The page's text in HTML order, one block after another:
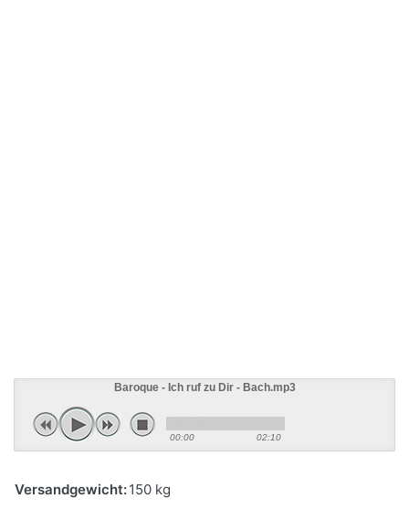
Baroque - Ich ruf zu Dir - Bach.mp3
00:00 02:10
Versandgewicht:150 kg